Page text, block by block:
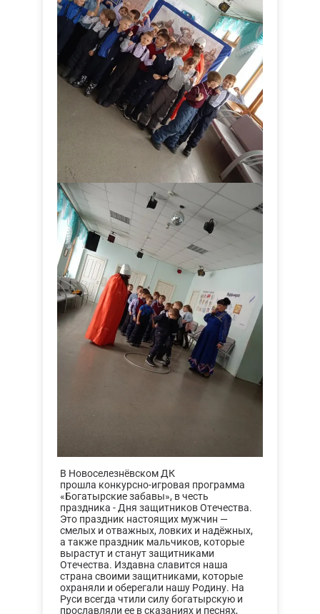
В Новоселезнёвском ДК
прошла конкурсно-игровая программа
«Богатырские забавы», в честь
праздника - Дня защитников Отечества.
Это праздник настоящих мужчин —
смелых и отважных, ловких и надёжных,
а также праздник мальчиков, которые
вырастут и станут защитниками
Отечества. Издавна славится наша
страна своими защитниками, которые
охраняли и оберегали нашу Родину. На
Руси всегда чтили силу богатырскую и
прославляли ее в сказаниях и песнях,